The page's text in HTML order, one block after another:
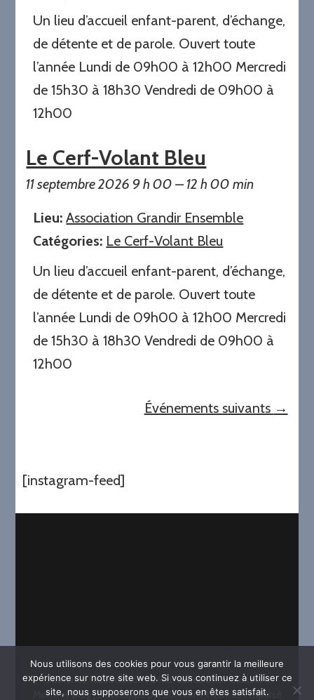
Un lieu d’accueil enfant-parent, d’échange,
de détente et de parole. Ouvert toute
l’année Lundi de 09h00 à 12h00 Mercredi
de 15h30 à 18h30 Vendredi de 09h00 à
12h00
Le Cerf-Volant Bleu
11 septembre 2026 9 h 00 –12 h 00 min
Lieu: Association Grandir Ensemble
Catégories: Le Cerf-Volant Bleu
Un lieu d’accueil enfant-parent, d’échange,
de détente et de parole. Ouvert toute
l’année Lundi de 09h00 à 12h00 Mercredi
de 15h30 à 18h30 Vendredi de 09h00 à
12h00
Événements suivants →
[instagram-feed]
Soutenez l'association : dons, adhésions...Blossom
Mommy Blog | Développé parBlossom Themes.Propulsé
Nous utilisons des cookies pour vous garantir la meilleure
expérience sur notre site web. Si vous continuez à utiliser ce
site, nous supposerons que vous en êtes satisfait.